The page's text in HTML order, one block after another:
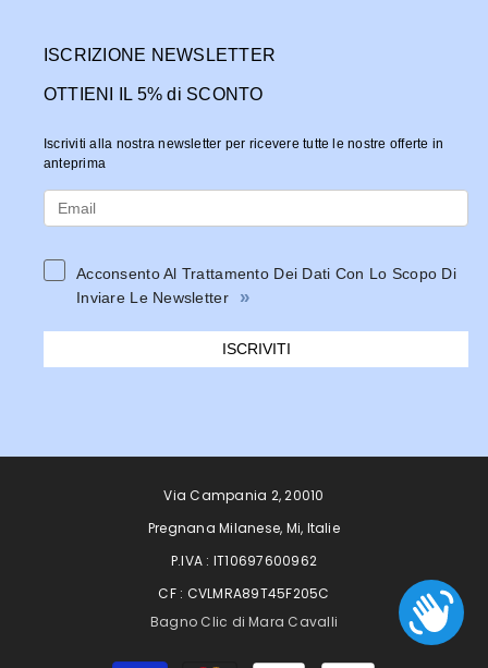
ISCRIZIONE NEWSLETTER
OTTIENI IL 5% di SCONTO
Iscriviti alla nostra newsletter per ricevere tutte le nostre offerte in
anteprima
Acconsento Al Trattamento Dei Dati Con Lo Scopo Di
Inviare Le Newsletter
»
ISCRIVITI
Via Campania 2, 20010
Pregnana Milanese, Mi, Italie
P.IVA : IT10697600962
CF : CVLMRA89T45F205C
Bagno Clic di Mara Cavalli